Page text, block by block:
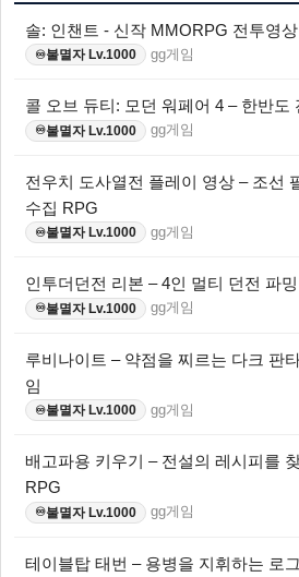
솔: 인챈트 - 신작 MMORPG 전투영상
♾️불멸자 Lv.1000 gg게임
콜 오브 듀티: 모던 워페어 4 – 한반도
♾️불멸자 Lv.1000 gg게임
전우치 도사열전 플레이 영상 – 조선
수집 RPG
♾️불멸자 Lv.1000 gg게임
인투더던전 리본 – 4인 멀티 던전 파
♾️불멸자 Lv.1000 gg게임
루비나이트 – 약점을 찌르는 다크 판
임
♾️불멸자 Lv.1000 gg게임
배고파용 키우기 – 전설의 레시피를
RPG
♾️불멸자 Lv.1000 gg게임
테이블탑 태번 – 용병을 지휘하는 로